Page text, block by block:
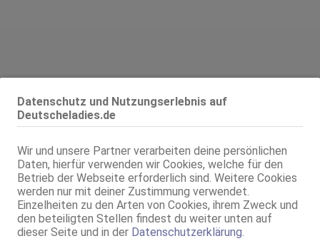
Datenschutz und Nutzungserlebnis auf
Deutscheladies.de
Wir und unsere Partner verarbeiten deine persönlichen
Daten, hierfür verwenden wir Cookies, welche für den
Betrieb der Webseite erforderlich sind. Weitere Cookies
werden nur mit deiner Zustimmung verwendet.
Einzelheiten zu den Arten von Cookies, ihrem Zweck und
den beteiligten Stellen findest du weiter unten auf
dieser Seite und in der Datenschutzerklärung
Geschlecht: weiblich
Körpergröße:
Oberweite: 80 C
Typ: deutsch
KF: 34/36
Intimbereich: total rasiert
Haare: rotbraun, rückenlang, glatt
Augen: braun
Haut: hell